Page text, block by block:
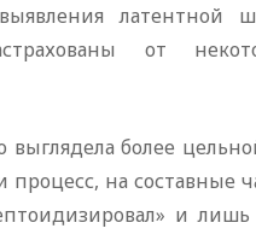
латентной
от
более
на составные
и